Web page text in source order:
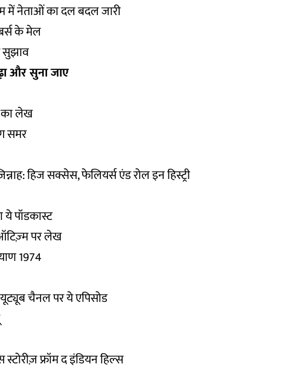
में नेताओं का दल बदल जारी
के मेल
सुझाव
और सुना जाए
लेख
समर
हिज सक्सेस, फेलियर्स एंड रोल इन हिस्ट्री
येपॉडकास्ट
पर लेख
1974
यूट्यूब चैनल पर येएपिसोड
स्टोरीज़ फ्रॉम द इंडियन हिल्स